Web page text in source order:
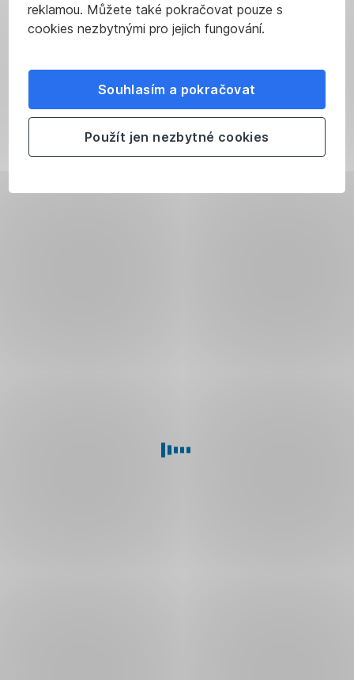
reklamou. Můžete také pokračovat pouze s
cookies nezbytnými pro jejich fungování.
Souhlasím a pokračovat
Použít jen nezbytné cookies